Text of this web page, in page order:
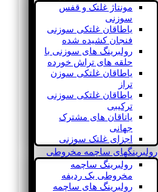
مونتاژ غلتک و قفس
سوزنی
یاطاقان غلتکی سوزنی
فنجان کشیده شده
رولبرینگ های سوزنی با
حلقه های تراش خورده
یاطاقان غلتکی سوزن
تراز
یاطاقان غلتکی سوزنی
ترکیبی
یاتاقان های مشترک
جهانی
اجزای غلتک سوزنی
رولبرینگهای ساچمه مخروطی
رولبرینگ ساچمه
مخروطی یک ردیفه
رولبرینگ های ساچمه